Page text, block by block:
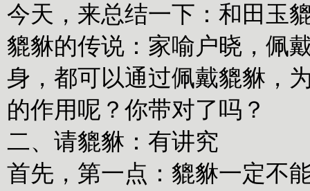
今天，来总结一下：和田玉
貔貅的传说：家喻户晓，佩
身，都可以通过佩戴貔貅，
的作用呢？你带对了吗？
二、请貔貅：有讲究
首先，第一点：貔貅一定不